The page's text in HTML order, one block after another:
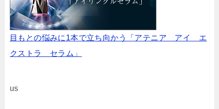
目もとの悩みに1本で立ち向かう「アテニア アイ エ
クストラ セラム」
us